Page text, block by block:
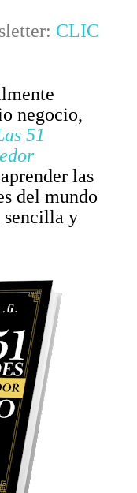
CLIC
negocio,
51
las
del mundo
sencilla y